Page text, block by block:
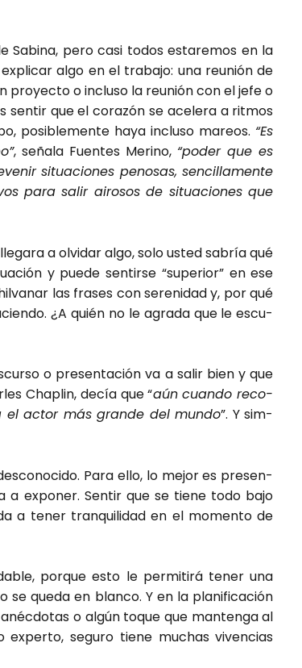
Sabi­na, pero casi todos esta­re­mos en la
algo en el tra­ba­jo: una reu­nión de
pro­yec­to o inclu­so la reu­nión con el jefe o
sen­tir que el cora­zón se ace­le­ra a rit­mos
posi­ble­men­te haya inclu­so mareos. “Es
, seña­la Fuen­tes Merino, “poder que es
situa­cio­nes peno­sas, sen­ci­lla­men­te
para salir airo­sos de situa­cio­nes que
a olvi­dar algo, solo usted sabría qué
y pue­de sen­tir­se “supe­rior” en ese
las fra­ses con sere­ni­dad y, por qué
¿A quién no le agra­da que le escu­
o pre­sen­ta­ción va a salir bien y que
Cha­plin, decía que “aún cuan­do reco­
el actor más gran­de del mun­do”. Y sim­
Para ello, lo mejor es pre­sen­
expo­ner. Sen­tir que se tie­ne todo bajo
a tener tran­qui­li­dad en el momen­to de
por­que esto le per­mi­ti­rá tener una
se que­da en blan­co. Y en la pla­ni­fi­ca­ción
o algún toque que man­ten­ga al
segu­ro tie­ne muchas viven­cias